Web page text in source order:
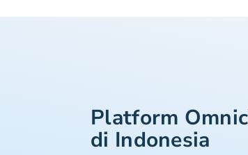
Platform
di Indonesia